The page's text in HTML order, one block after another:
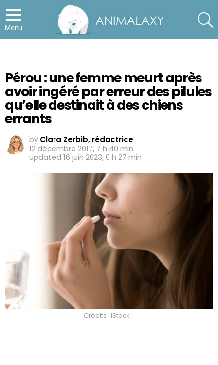
Menu
Pérou : une femme meurt après
avoir ingéré par erreur des pilules
qu’elle destinait à des chiens
errants
by Clara Zerbib, rédactrice
12 décembre 2017, 7 h 40 min
updated 16 juin 2023, 0 h 27 min
Crédits : iStock